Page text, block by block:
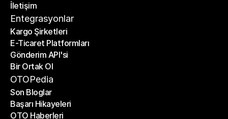
Fiyat Hesaplayıcı
İletişim
İletişim
Entegrasyonlar
Kargo Şirketleri
Kargo Şirketleri
E-Ticaret Platformları
E-Ticaret Platformları
Gönderim API'si
Gönderim API'si
Bir Ortak Ol
Bir Ortak Ol
OTOPedia
Son Bloglar
Son Bloglar
Başarı Hikayeleri
Başarı Hikayeleri
OTO Haberleri